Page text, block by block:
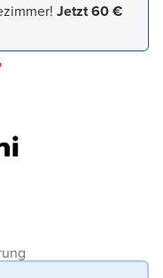
Jetzt 60 €